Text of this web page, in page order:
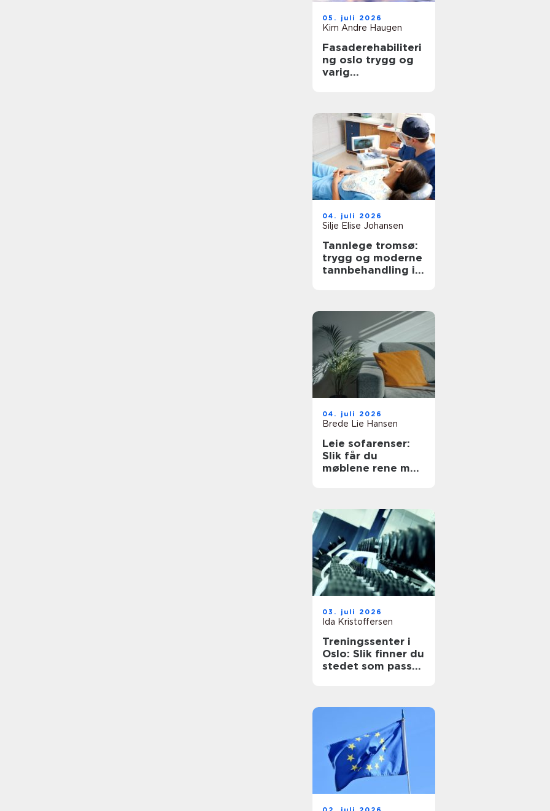
05. juli 2026
Kim Andre Haugen
Fasaderehabiliteri
ng oslo trygg og
varig
04. juli 2026
Silje Elise Johansen
Tannlege tromsø:
trygg og moderne
tannbehandling i
04. juli 2026
Brede Lie Hansen
Leie sofarenser:
Slik får du
møblene rene med
03. juli 2026
Ida Kristoffersen
Treningssenter i
Oslo: Slik finner du
stedet som passer